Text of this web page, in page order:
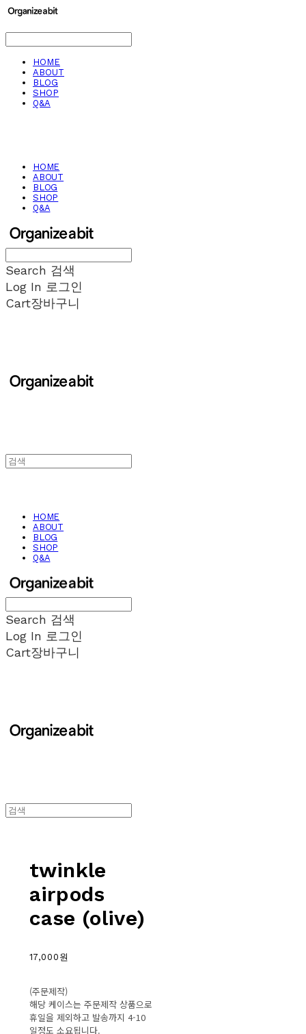
HOME
ABOUT
BLOG
SHOP
Q&A
HOME
ABOUT
BLOG
SHOP
Q&A
Search 검색
Log In 로그인
Cart장바구니
HOME
ABOUT
BLOG
SHOP
Q&A
Search 검색
Log In 로그인
Cart장바구니
twinkle
airpods
case (olive)
17,000원
(주문제작)
해당 케이스는 주문제작 상품으로
휴일을 제외하고 발송까지 4-10
일정도 소요됩니다.